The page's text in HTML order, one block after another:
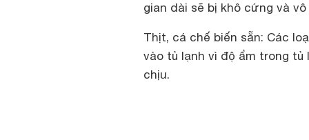
gian dài sẽ bị khô cứng và
Thịt, cá chế biến sẵn: Các
vào tủ lạnh vì độ ẩm trong
chịu.